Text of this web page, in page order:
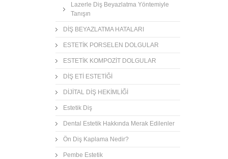
Lazerle Diş Beyazlatma Yöntemiyle
Tanışın
DİŞ BEYAZLATMA HATALARI
ESTETİK PORSELEN DOLGULAR
ESTETİK KOMPOZİT DOLGULAR
DİŞ ETİ ESTETİĞİ
DİJİTAL DİŞ HEKİMLİĞİ
Estetik Diş
Dental Estetik Hakkında Merak Edilenler
Ön Diş Kaplama Nedir?
Pembe Estetik